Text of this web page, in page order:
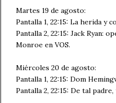
Martes 19 de agosto:
Pantalla 1, 22:15: La herida y
Pantalla 2, 22:15: Jack Ryan:
Monroe en VOS.
Miércoles 20 de agosto:
Pantalla 1, 22:15: Dom
Pantalla 2, 22:15: De tal